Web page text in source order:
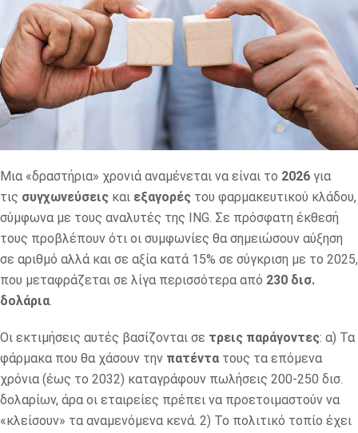
Μια «δραστήρια» χρονιά αναμένεται να είναι το 2026 για
τις συγχωνεύσεις και εξαγορές του φαρμακευτικού κλάδου,
σύμφωνα με τους αναλυτές της ING. Σε πρόσφατη έκθεσή
τους προβλέπουν ότι οι συμφωνίες θα σημειώσουν αύξηση
σε αριθμό αλλά και σε αξία κατά 15% σε σύγκριση με το 2025,
που μεταφράζεται σε λίγα περισσότερα από 230 δισ.
δολάρια.
Οι εκτιμήσεις αυτές βασίζονται σε τρεις παράγοντες: α) Τα
φάρμακα που θα χάσουν την πατέντα τους τα επόμενα
χρόνια (έως το 2032) καταγράφουν πωλήσεις 200-250 δισ.
δολαρίων, άρα οι εταιρείες πρέπει να προετοιμαστούν να
«κλείσουν» τα αναμενόμενα κενά. 2) Το πολιτικό τοπίο έχει